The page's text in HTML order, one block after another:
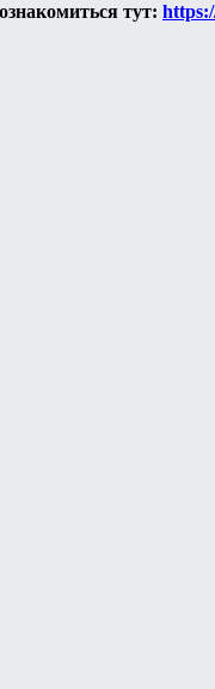
тут: